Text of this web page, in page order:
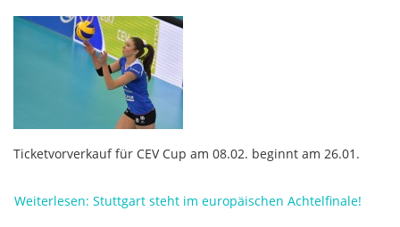
Ticketvorverkauf für CEV Cup am 08.02. beginnt am 26.01.
Weiterlesen: Stuttgart steht im europäischen Achtelfinale!